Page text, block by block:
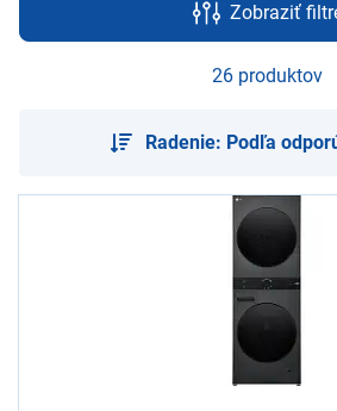
Zobraziť
26 produktov
Radenie: Podľa